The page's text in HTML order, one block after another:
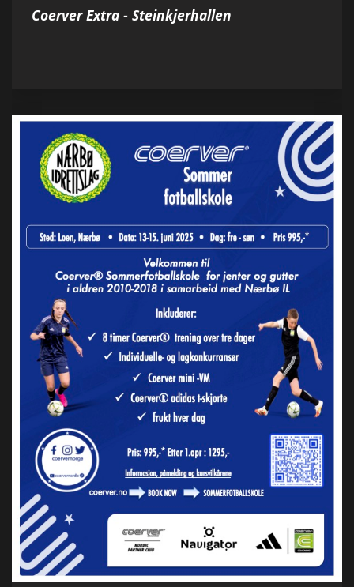
Coerver Extra - Steinkjerhallen